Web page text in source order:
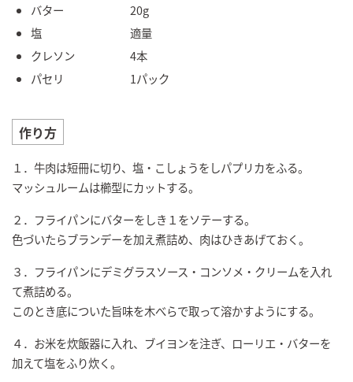
バター 20g
塩 適量
クレソン 4本
パセリ 1パック
作り方
１．牛肉は短冊に切り、塩・こしょうをしパプリカをふる。
マッシュルームは櫛型にカットする。
２．フライパンにバターをしき１をソテーする。
色づいたらブランデーを加え煮詰め、肉はひきあげておく。
３．フライパンにデミグラスソース・コンソメ・クリームを入れ
て煮詰める。
このとき底についた旨味を木べらで取って溶かすようにする。
４．お米を炊飯器に入れ、ブイヨンを注ぎ、ローリエ・バターを
加えて塩をふり炊く。